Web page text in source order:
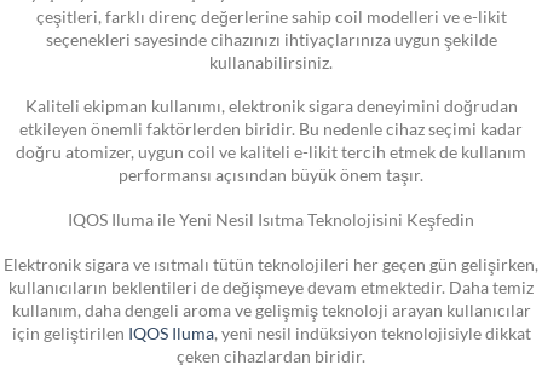
çeşitleri, farklı direnç değerlerine sahip coil modelleri ve e-likit
seçenekleri sayesinde cihazınızı ihtiyaçlarınıza uygun şekilde
kullanabilirsiniz.
Kaliteli ekipman kullanımı, elektronik sigara deneyimini doğrudan
etkileyen önemli faktörlerden biridir. Bu nedenle cihaz seçimi kadar
doğru atomizer, uygun coil ve kaliteli e-likit tercih etmek de kullanım
performansı açısından büyük önem taşır.
IQOS Iluma ile Yeni Nesil Isıtma Teknolojisini Keşfedin
Elektronik sigara ve ısıtmalı tütün teknolojileri her geçen gün gelişirken,
kullanıcıların beklentileri de değişmeye devam etmektedir. Daha temiz
kullanım, daha dengeli aroma ve gelişmiş teknoloji arayan kullanıcılar
için geliştirilen IQOS Iluma, yeni nesil indüksiyon teknolojisiyle dikkat
çeken cihazlardan biridir.